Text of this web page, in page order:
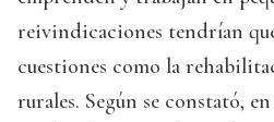
reivindicaciones tendrían
cuestiones como la
rurales. Según se constató,